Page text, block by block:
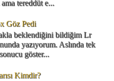
tereddüt e...
Göz Pedi
beklendiğini bildiğim Lr
yazıyorum. Aslında tek
göster...
Kimdir?